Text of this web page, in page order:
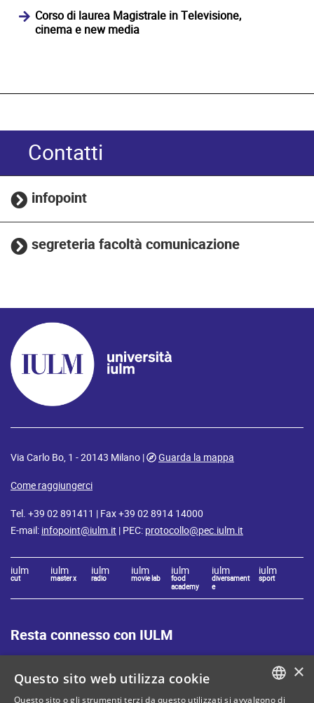
Corso di laurea Magistrale in Televisione,
cinema e new media
Contatti
infopoint
segreteria facoltà comunicazione
Via Carlo Bo, 1 - 20143 Milano |
Guarda la mappa
Come raggiungerci
Tel. +39 02 891411 | Fax +39 02 8914 14000
E-mail: infopoint@iulm.it | PEC: protocollo@pec.iulm.it
iulm
cut
iulm
master x
iulm
radio
iulm
movie lab
iulm
food
academy
iulm
diversament
e
iulm
sport
Resta connesso con IULM
×
Questo sito web utilizza cookie
Questo sito o gli strumenti terzi da questo utilizzati si avvalgono di